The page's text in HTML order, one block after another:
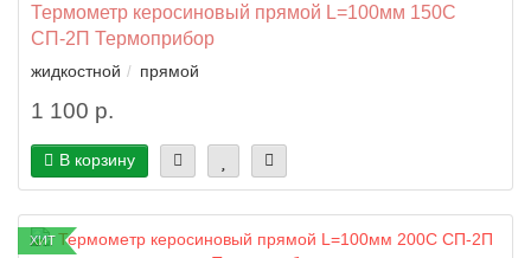
Термометр керосиновый прямой L=100мм 150C
СП-2П Термоприбор
жидкостной прямой
1 100 р.
В корзину
ХИТ